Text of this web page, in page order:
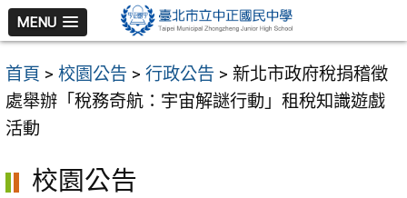
跳
至
主
要
內
區
MENU
首頁 > 校園公告 > 行政公告 > 新北市政府稅捐稽徵
處舉辦「稅務奇航：宇宙解謎行動」租稅知識遊戲
活動
校園公告